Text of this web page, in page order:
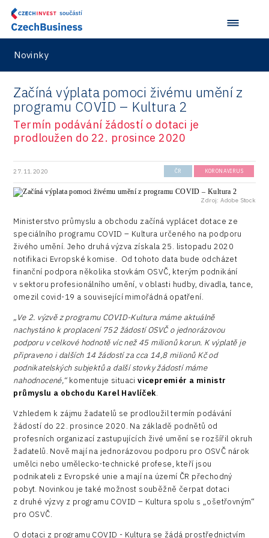
Ullmanna
VisionCraft
Hunter Games
Kaleido
LAM-X
Virtual Lab
Drones
Manufacturing
Rail
Road
Connectivity
Data services
Devices
Infrastructure
Logic/MaaS
R&D
Security
Vehicles
Marketing
Podpora podnikání
PPP projekty
Příhraničí
Společenská odpovědnost
Technické vzdělávání
Konference Potenciál místní ekonomiky 2022
Konference Potenciál místní ekonomiky 2021
Konference Potenciál místní ekonomiky 2018
Představení průběžného pokroku projektu
Pasportizace
Zlín
Novinky
Začíná výplata pomoci živému umění z
programu COVID – Kultura 2
Termín podávání žádostí o dotaci je
prodloužen do 22. prosince 2020
27.11.2020 ČR KORONAVIRUS
Zdroj: Adobe Stock
Ministerstvo průmyslu a obchodu začíná vyplácet dotace ze
speciálního programu COVID – Kultura určeného na podporu
živého umění. Jeho druhá výzva získala 25. listopadu 2020
notifikaci Evropské komise. Od tohoto data bude odcházet
finanční podpora několika stovkám OSVČ, kterým podnikání
v sektoru profesionálního umění, v oblasti hudby, divadla, tance,
omezil covid-19 a související mimořádná opatření.
„Ve 2. výzvě z programu COVID-Kultura máme aktuálně
nachystáno k proplacení 752 žádostí OSVČ o jednorázovou
podporu v celkové hodnotě víc než 45 milionů korun. K výplatě je
připraveno i dalších 14 žádostí za cca 14,8 milionů Kč od
podnikatelských subjektů a další stovky žádostí máme
nahodnocené,“komentuje situacivicepremiér a ministr
průmyslu a obchodu Karel Havlíček.
Vzhledem k zájmu žadatelů se prodloužil termín podávání
žádostí do 22. prosince 2020. Na základě podnětů od
profesních organizací zastupujících živé umění se rozšířil okruh
žadatelů. Nově mají na jednorázovou podporu pro OSVČ nárok
umělci nebo umělecko-technické profese, kteří jsou
podnikateli z Evropské unie a mají na území ČR přechodný
pobyt. Novinkou je také možnost souběžně čerpat dotaci
z druhé výzvy z programu COVID – Kultura spolu s „ošetřovným“
pro OSVČ.
O dotaci z programu COVID - Kultura se žádá prostřednictvím